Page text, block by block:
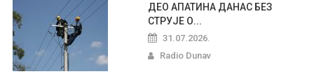
ДЕО АПАТИНА ДАНАС БЕЗ
СТРУЈЕ О...
31.07.2026.
Radio Dunav